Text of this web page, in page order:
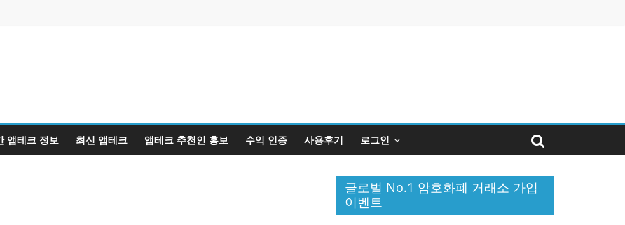
앱테크 정보 최신 앱테크 앱테크 추천인 홍보 수익 인증 사용후기 로그인
글로벌 No.1 암호화폐 거래소 가입
이벤트